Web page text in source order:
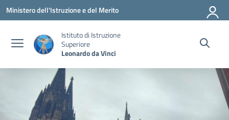
Vai ai contenuti
Vai al menu di navigazione
Vai al footer
Ministero dell'Istruzione e del Merito
Istituto di Istruzione
Superiore
Leonardo da Vinci